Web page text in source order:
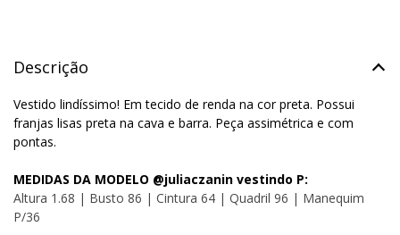
Descrição
Vestido lindíssimo! Em tecido de renda na cor preta. Possui
franjas lisas preta na cava e barra. Peça assimétrica e com
pontas.
MEDIDAS DA MODELO @juliaczanin vestindo P:
Altura 1.68 | Busto 86 | Cintura 64 | Quadril 96 | Manequim
P/36